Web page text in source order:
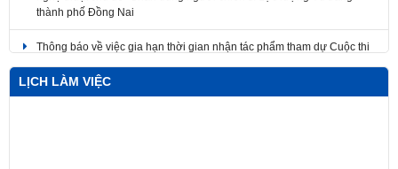
thành phố Đồng Nai
sáng tác mẫu biểu trưng Năm APEC 2027 tại Việt Nam
LỊCH LÀM VIỆC